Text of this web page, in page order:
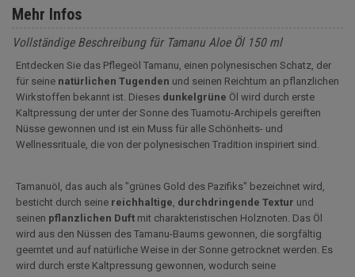
Mehr Infos
Vollständige Beschreibung für Tamanu Aloe Öl 150 ml
Entdecken Sie das Pflegeöl Tamanu, einen polynesischen Schatz, der
für seine natürlichen Tugenden und seinen Reichtum an pflanzlichen
Wirkstoffen bekannt ist. Dieses dunkelgrüne Öl wird durch erste
Kaltpressung der unter der Sonne des Tuamotu-Archipels gereiften
Nüsse gewonnen und ist ein Muss für alle Schönheits- und
Wellnessrituale, die von der polynesischen Tradition inspiriert sind.
Tamanuöl, das auch als "grünes Gold des Pazifiks" bezeichnet wird,
besticht durch seine reichhaltige durchdringende Textur und
seinen pflanzlichen Duft mit charakteristischen Holznoten. Das Öl
wird aus den Nüssen des Tamanu-Baums gewonnen, die sorgfältig
geerntet und auf natürliche Weise in der Sonne getrocknet werden. Es
wird durch erste Kaltpressung gewonnen, wodurch seine